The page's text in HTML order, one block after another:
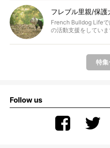
フレブル里親/保護
French Bulldog Life
の活動支援をしていま
特集
Follow us